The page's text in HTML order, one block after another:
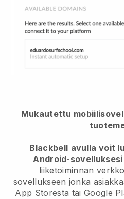
Mukautettu
Blackbell avulla voit
Android-sovelluksesi
liiketoiminnan
sovellukseen jonka
App Storesta tai Google